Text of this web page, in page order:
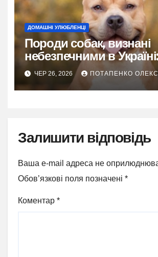
ДОМАШНІ УЛЮБЛЕНЦІ
Породи собак, визнані
небезпечними в
детальний розбір
утримання, вигулу та
відповідальності у
ЧЕР 26, 2026 ПОТАПЕНКО
Залишити відповідь
Ваша e-mail адреса не
Обов’язкові поля позначені *
Коментар *